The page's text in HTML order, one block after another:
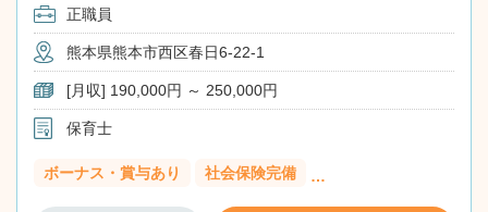
正職員
熊本県熊本市西区春日6-22-1
[月収] 190,000円 ～ 250,000円
保育士
ボーナス・賞与あり 社会保険完備 …